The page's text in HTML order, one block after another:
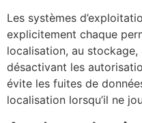
Les systèmes
explicitement chaque
localisation, au
désactivant les
évite les fuites de
localisation lorsqu’il ne